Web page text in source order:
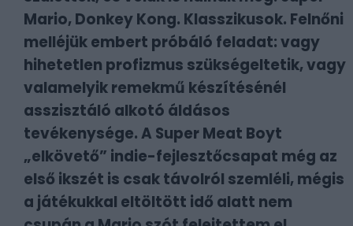
Mario, Donkey Kong. Klasszikusok. Felnőni
melléjük embert próbáló feladat: vagy
hihetetlen profizmus szükségeltetik, vagy
valamelyik remekmű készítésénél
asszisztáló alkotó áldásos
tevékenysége. A Super Meat Boyt
„elkövető” indie-fejlesztőcsapat még az
első ikszét is csak távolról szemléli, mégis
a játékukkal eltöltött idő alatt nem